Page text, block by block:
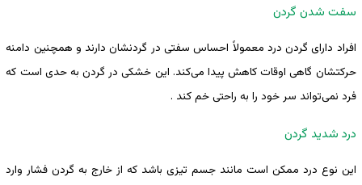
سفت شدن گردن
افراد دارای گردن درد معمولاً احساس سفتی در گردنشان دارند و همچنین دامنه
حرکتشان گاهی اوقات کاهش پیدا می‌کند. این خشکی در گردن به حدی است که
فرد نمی‌تواند سر خود را به راحتی خم کند .
درد شدید گردن
این نوع درد ممکن است مانند جسم تیزی باشد که از خارج به گردن فشار وارد